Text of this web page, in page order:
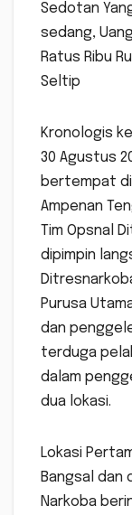
Sedotan
sedang,
Ratus Ribu
Seltip
Kronologis
30 Agustus
bertempat di
Ampenan
Tim Opsnal
dipimpin
Purusa
dan
terduga
dalam
dua lokasi.
Lokasi
Bangsal dan
Narkoba